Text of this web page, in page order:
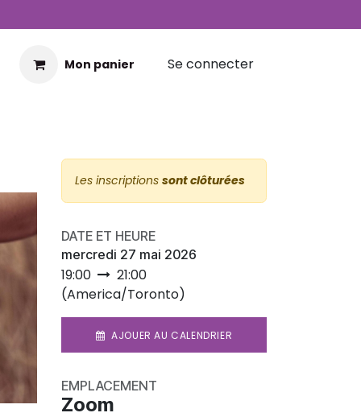
Mon panier Se connecter
Les inscriptions sont clôturées
DATE ET HEURE
mercredi 27 mai 2026
19:00
21:00
(America/Toronto)
AJOUER AU CALENDRIER
EMPLACEMENT
Zoom